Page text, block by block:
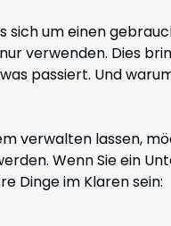
sich um einen
verwenden. Dies
passiert. Und
verwalten lassen,
Wenn Sie ein
Dinge im Klaren sein: